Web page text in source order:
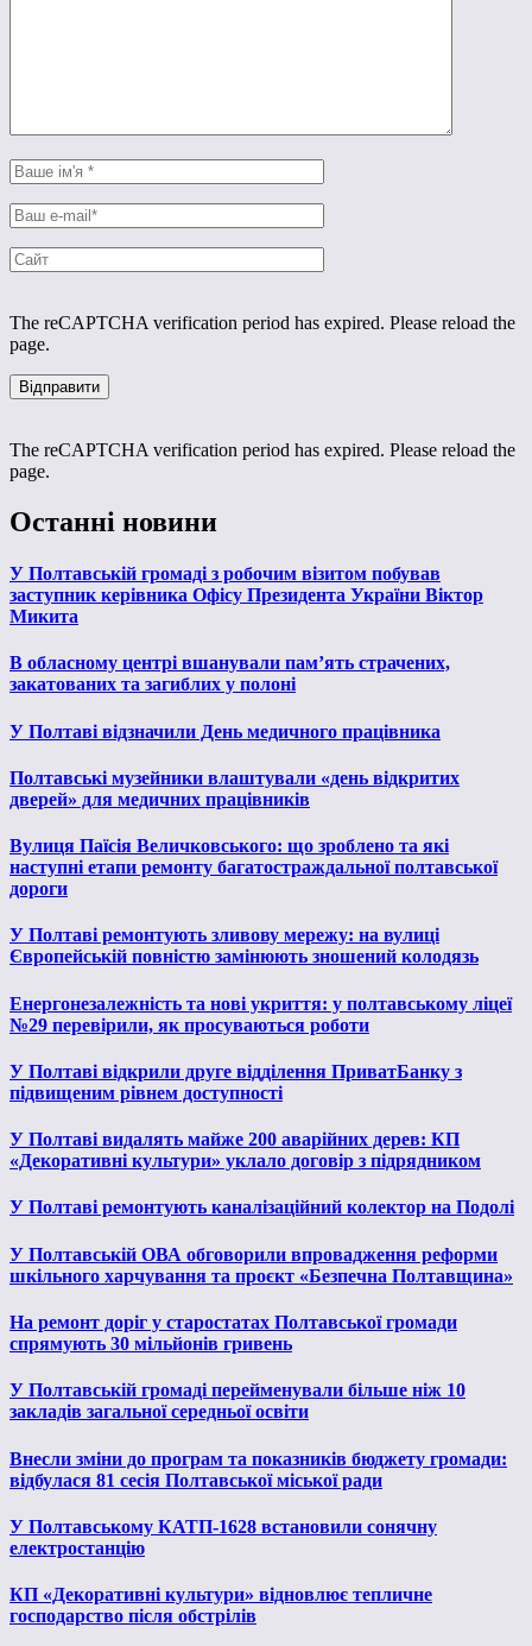
The reCAPTCHA verification period has expired. Please reload the
page.
The reCAPTCHA verification period has expired. Please reload the
page.
Останні новини
У Полтавській громаді з робочим візитом побував
заступник керівника Офісу Президента України Віктор
Микита
В обласному центрі вшанували пам’ять страчених,
закатованих та загиблих у полоні
У Полтаві відзначили День медичного працівника
Полтавські музейники влаштували «день відкритих
дверей» для медичних працівників
Вулиця Паїсія Величковського: що зроблено та які
наступні етапи ремонту багатостраждальної полтавської
дороги
У Полтаві ремонтують зливову мережу: на вулиці
Європейській повністю замінюють зношений колодязь
Енергонезалежність та нові укриття: у полтавському ліцеї
№29 перевірили, як просуваються роботи
У Полтаві відкрили друге відділення ПриватБанку з
підвищеним рівнем доступності
У Полтаві видалять майже 200 аварійних дерев: КП
«Декоративні культури» уклало договір з підрядником
У Полтаві ремонтують каналізаційний колектор на Подолі
У Полтавській ОВА обговорили впровадження реформи
шкільного харчування та проєкт «Безпечна Полтавщина»
На ремонт доріг у старостатах Полтавської громади
спрямують 30 мільйонів гривень
У Полтавській громаді перейменували більше ніж 10
закладів загальної середньої освіти
Внесли зміни до програм та показників бюджету громади:
відбулася 81 сесія Полтавської міської ради
У Полтавському КАТП-1628 встановили сонячну
електростанцію
КП «Декоративні культури» відновлює тепличне
господарство після обстрілів